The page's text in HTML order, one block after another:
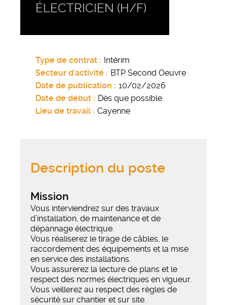
ÉLECTRICIEN (H/F)
Type de contrat
Intérim
Secteur d'activité
BTP Second Oeuvre
Date de publication
10/02/2026
Date de début
Dès que possible
Lieu de travail
Cayenne
Description du poste
Mission
Vous interviendrez sur des travaux
d’installation, de maintenance et de
dépannage électrique.
Vous réaliserez le tirage de câbles, le
raccordement des équipements et la mise
en service des installations.
Vous assurerez la lecture de plans et le
respect des normes électriques en vigueur.
Vous veillerez au respect des règles de
sécurité sur chantier et sur site.